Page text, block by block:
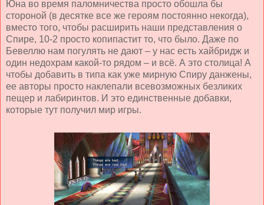
Юна во время паломничества просто обошла бы
стороной (в десятке все же героям постоянно некогда),
вместо того, чтобы расширить наши представления о
Спире, 10-2 просто копипастит то, что было. Даже по
Бевеллю нам погулять не дают – у нас есть хайбридж и
один недохрам какой-то рядом – и всё. А это столица! А
чтобы добавить в типа как уже мирную Спиру данжены,
ее авторы просто наклепали всевозможных безликих
пещер и лабиринтов. И это единственные добавки,
которые тут получил мир игры.